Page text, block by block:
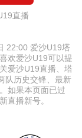
直播
22:00 爱沙U19塔
欢爱沙U19可以提
爱沙U19直播、塔
队历史交锋、最新
如果本页面已过
直播新号。